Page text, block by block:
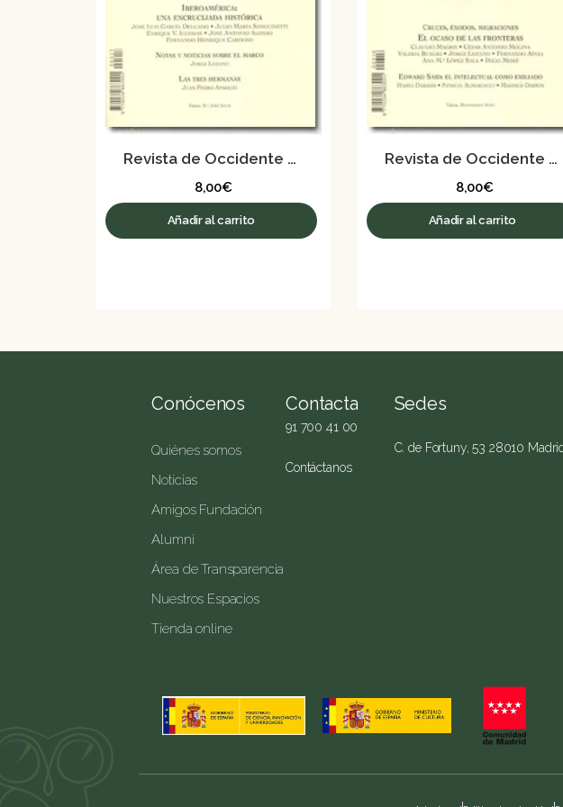
Revista de Occidente nº 317 – Octubre 2007
8,00€
Añadir al carrito
Revista de Occidente nº 316 – Septiembre 2007
8,00€
Añadir al carrito
Conócenos
Quiénes somos
Noticias
Amigos Fundación
Alumni
Área de Transparencia
Nuestros Espacios
Tienda online
Contacta
91 700 41 00
Contáctanos
Sedes
C. de Fortuny, 53 28010 Madrid